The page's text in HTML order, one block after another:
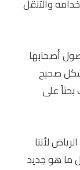
والتنقل
أصحابها
صحيح
على
لأننا
ما هو جديد